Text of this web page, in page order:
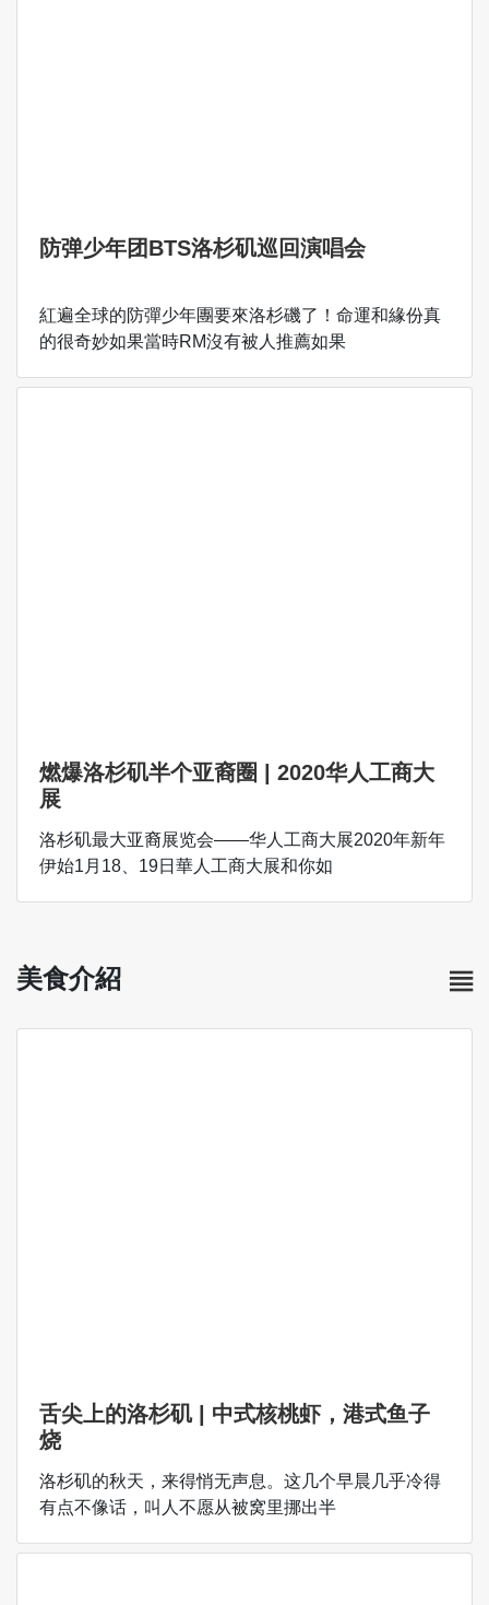
防弹少年团BTS洛杉矶巡回演唱会
紅遍全球的防彈少年團要來洛杉磯了！命運和緣份真
的很奇妙如果當時RM沒有被人推薦如果
燃爆洛杉矶半个亚裔圈 | 2020华人工商大
展
洛杉矶最大亚裔展览会——华人工商大展2020年新年
伊始1月18、19日華人工商大展和你如
美食介紹
舌尖上的洛杉矶 | 中式核桃虾，港式鱼子
烧
洛杉矶的秋天，来得悄无声息。这几个早晨几乎冷得
有点不像话，叫人不愿从被窝里挪出半